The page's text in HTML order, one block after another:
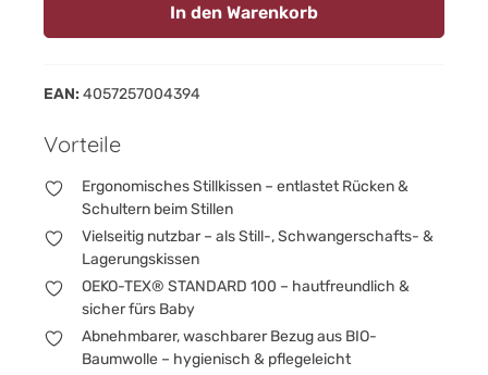
In den Warenkorb
EAN: 4057257004394
Vorteile
Ergonomisches Stillkissen – entlastet Rücken &
Schultern beim Stillen
Vielseitig nutzbar – als Still-, Schwangerschafts- &
Lagerungskissen
OEKO-TEX® STANDARD 100 – hautfreundlich &
sicher fürs Baby
Abnehmbarer, waschbarer Bezug aus BIO-
Baumwolle – hygienisch & pflegeleicht